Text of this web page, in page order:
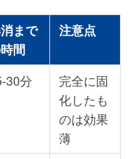
まで
間
注意点
30分
完全に固
化したも
のは効果
薄